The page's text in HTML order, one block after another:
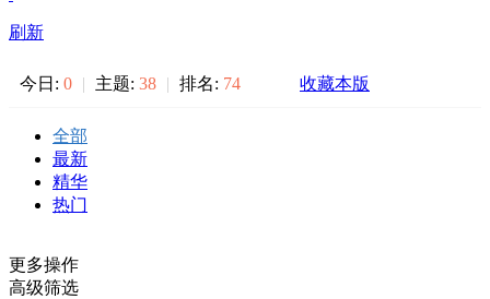
刷新
今日: 0 | 主题: 38 | 排名: 74 收藏本版
全部
最新
精华
热门
更多操作
高级筛选